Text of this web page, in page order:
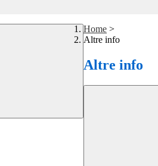
Home >
Altre info
Altre info